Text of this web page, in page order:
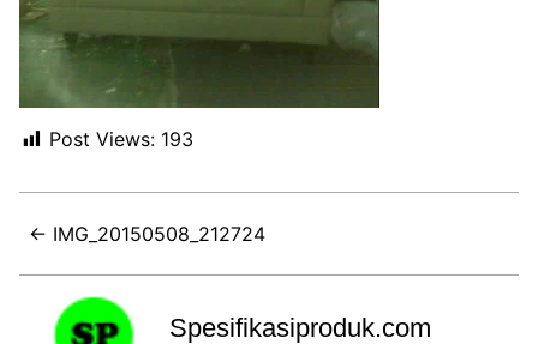
Post Views: 193
← IMG_20150508_212724
Spesifikasiproduk.com